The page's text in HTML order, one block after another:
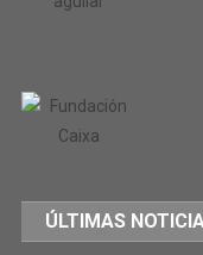
ÚLTIMAS